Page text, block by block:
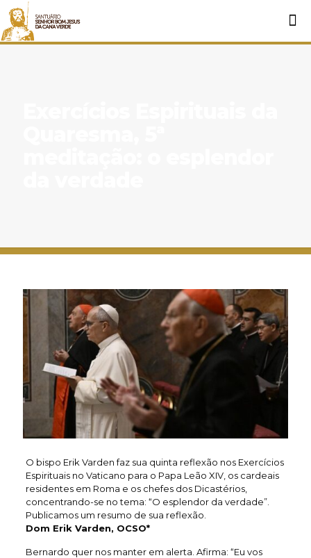
O bispo Erik Varden faz sua quinta reflexão nos Exercícios
Espirituais no Vaticano para o Papa Leão XIV, os cardeais
residentes em Roma e os chefes dos Dicastérios,
concentrando-se no tema: “O esplendor da verdade”.
Publicamos um resumo de sua reflexão.
Dom Erik Varden, OCSO*
Bernardo quer nos manter em alerta. Afirma: “Eu vos